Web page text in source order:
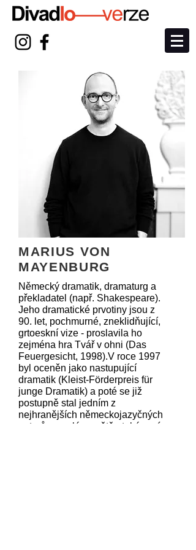
MARIUS VON
MAYENBURG
Německý dramatik, dramaturg a
překladatel (např. Shakespeare).
Jeho dramatické prvotiny jsou z
90. let, pochmurné, zneklidňující,
grtoeskní vize - proslavila ho
zejména hra Tvář v ohni (Das
Feuergesicht, 1998).V roce 1997
byl oceněn jako nastupující
dramatik (Kleist-Förderpreis für
junge Dramatik) a poté se již
postupně stal jedním z
nejhranějších německojazyčných
autorů po celém světě - také u nás